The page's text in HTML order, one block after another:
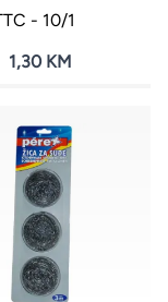
- 10/1
1,30 KM